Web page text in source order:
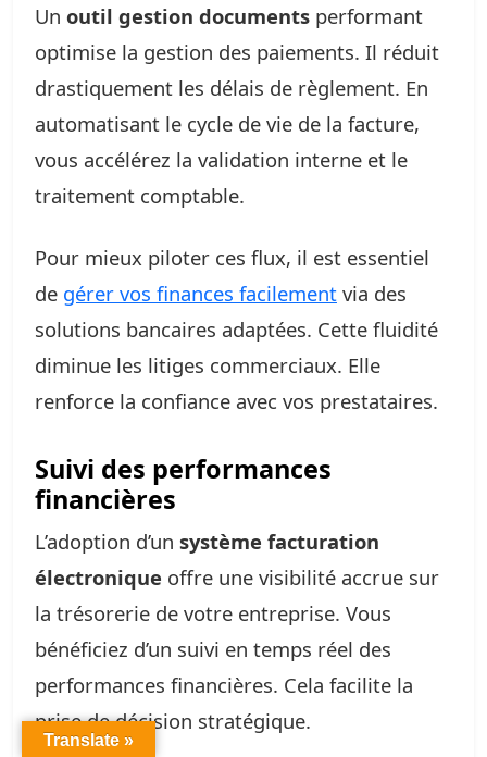
Un outil gestion documents performant
optimise la gestion des paiements. Il réduit
drastiquement les délais de règlement. En
automatisant le cycle de vie de la facture,
vous accélérez la validation interne et le
traitement comptable.
Pour mieux piloter ces flux, il est essentiel
de gérer vos finances facilement via des
solutions bancaires adaptées. Cette fluidité
diminue les litiges commerciaux. Elle
renforce la confiance avec vos prestataires.
Suivi des performances
financières
L’adoption d’un système facturation
électronique offre une visibilité accrue sur
la trésorerie de votre entreprise. Vous
bénéficiez d’un suivi en temps réel des
performances financières. Cela facilite la
prise de décision stratégique.
Translate »